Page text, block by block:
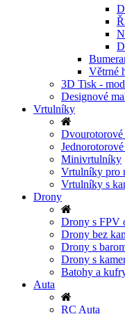
Větrné
3D Tisk -
Designové
Vrtulníky
Minivrtulníky
Vrtulníky pro
Vrtulníky s
Drony
Drony s FPV
Drony bez
Drony s
Drony s
Batohy a
Auta
RC Auta